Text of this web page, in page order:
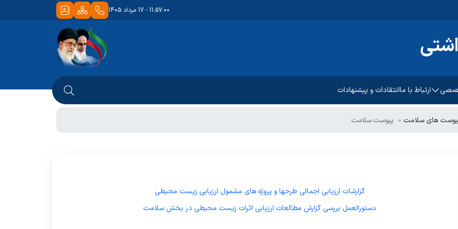
11:57:00 - 17 مرداد 1405
ارتباط با ماانتقادات و پیشنهادات
های سلامت پیوست سلامت
گزارشات ارزیابی اجمالی طرحها و پروژه های مشمول ارزیابی زیست محیطی
دستورالعمل بررسی گزارش مطالعات ارزیابی اثرات زیست محیطی در بخش سلامت